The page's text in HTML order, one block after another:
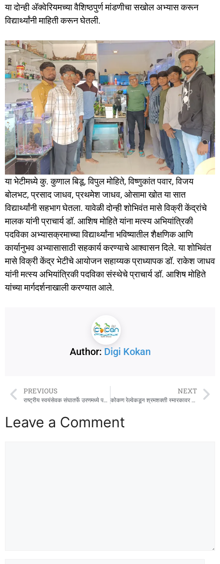
या दोन्ही अ‍ॅक्वेरियमच्या वैशिष्ठपुर्ण मांडणीचा सखोल अभ्यास करून
विद्यार्थ्यांनी माहिती करून घेतली.
या भेटीमध्ये कु. कुणाल बिडू, विपुल मोहिते, विष्णुकांत पवार, विजय
बोलभट, प्रसाद जाधव, प्रथमेश जाधव, ओसामा खोत या सात
विद्यार्थ्यांनी सहभाग घेतला. यावेळी दोन्ही शोभिवंत मासे विक्री केंद्रांचे
मालक यांनी प्राचार्य डॉ. आशिष मोहिते यांना मत्स्य अभियांत्रिकी
पदविका अभ्यासक्रमाच्या विद्यार्थ्यांना भविष्यातील शैक्षणिक आणि
कार्यानुभव अभ्यासासाठी सहकार्य करण्याचे आश्वासन दिले. या शोभिवंत
मासे विक्री केंद्र भेटीचे आयोजन सहाय्यक प्राध्यापक डॉ. राकेश जाधव
यांनी मत्स्य अभियांत्रिकी पदविका संस्थेचे प्राचार्य डॉ. आशिष मोहिते
यांच्या मार्गदर्शनाखाली करण्यात आले.
Author: Digi Kokan
PREVIOUS
राष्ट्रीय स्वयंसेवक संघातर्फे उरणमध्ये पथसंचलन
NEXT
कोकण रेल्वेकडून श्रमशक्ती स्मारकावर आदरांजली कार्यक्रम
Leave a Comment